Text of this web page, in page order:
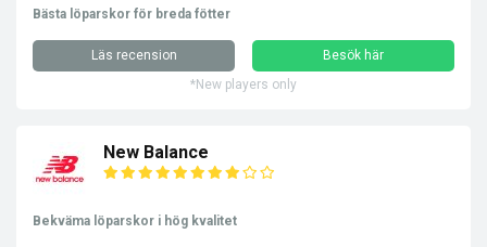
Bästa löparskor för breda fötter
Läs recension
Besök här
*New players only
New Balance
Bekväma löparskor i hög kvalitet